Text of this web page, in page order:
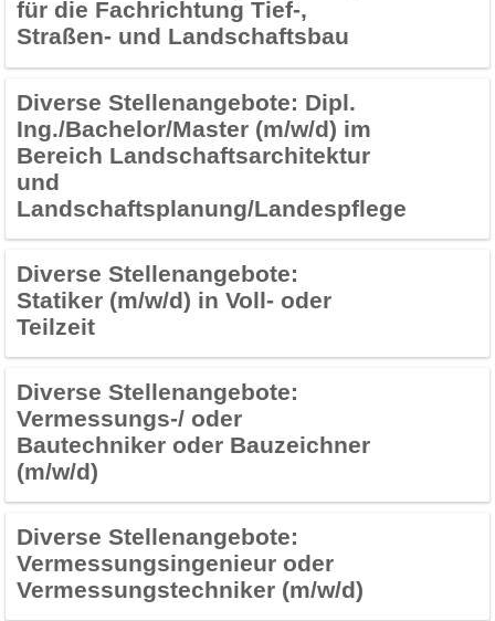
für die Fachrichtung Tief-,
Straßen- und Landschaftsbau
Diverse Stellenangebote: Dipl.
Ing./Bachelor/Master (m/w/d) im
Bereich Landschaftsarchitektur
und
Landschaftsplanung/Landespflege
Diverse Stellenangebote:
Statiker (m/w/d) in Voll- oder
Teilzeit
Diverse Stellenangebote:
Vermessungs-/ oder
Bautechniker oder Bauzeichner
(m/w/d)
Diverse Stellenangebote:
Vermessungsingenieur oder
Vermessungstechniker (m/w/d)